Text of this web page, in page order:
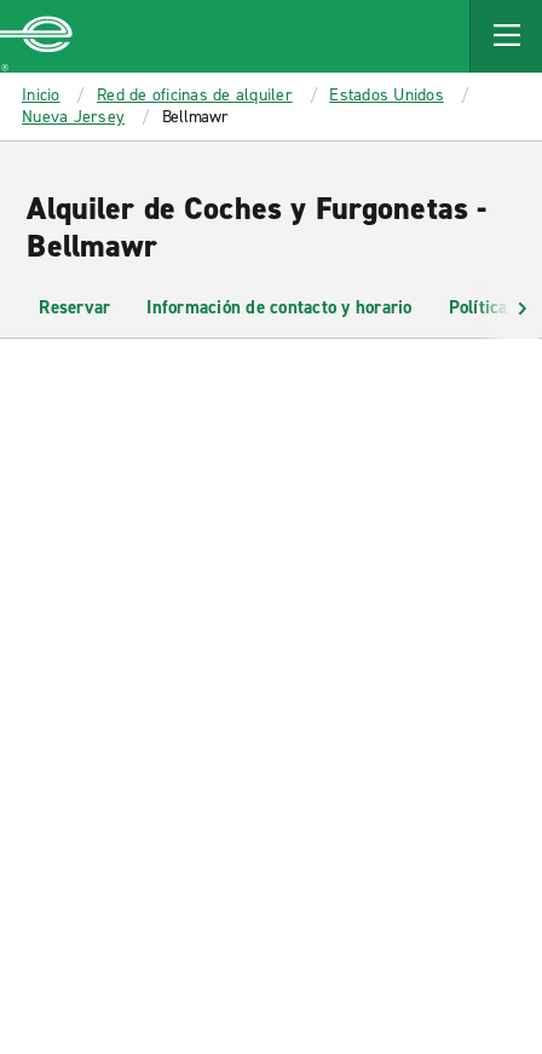
MAIN
CONTENT
Enterprise
Inicio Red de oficinas de alquiler
Estados Unidos
Nueva Jersey
Bellmawr
Alquiler de Coches y Furgonetas -
Bellmawr
Reservar Información de contacto y horario Políticas